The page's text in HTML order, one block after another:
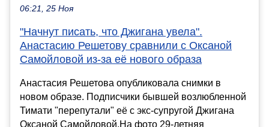
06:21, 25 Ноя
"Начнут писать, что Джигана увела".
Анастасию Решетову сравнили с Оксаной
Самойловой из-за её нового образа
Анастасия Решетова опубликовала снимки в
новом образе. Подписчики бывшей возлюбленной
Тимати "перепутали" её с экс-супругой Джигана
Оксаной Самойловой.На фото 29-летняя